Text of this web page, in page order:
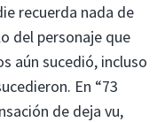
recuerda nada de
del personaje que
aún sucedió, incluso
En “73
de deja vu,